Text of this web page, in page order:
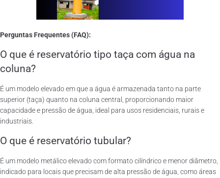
Perguntas Frequentes (FAQ):
O que é reservatório tipo taça com água na
coluna?
É um modelo elevado em que a água é armazenada tanto na parte
superior (taça) quanto na coluna central, proporcionando maior
capacidade e pressão de água, ideal para usos residenciais, rurais e
industriais.
O que é reservatório tubular?
É um modelo metálico elevado com formato cilíndrico e menor diâmetro,
indicado para locais que precisam de alta pressão de água, como áreas